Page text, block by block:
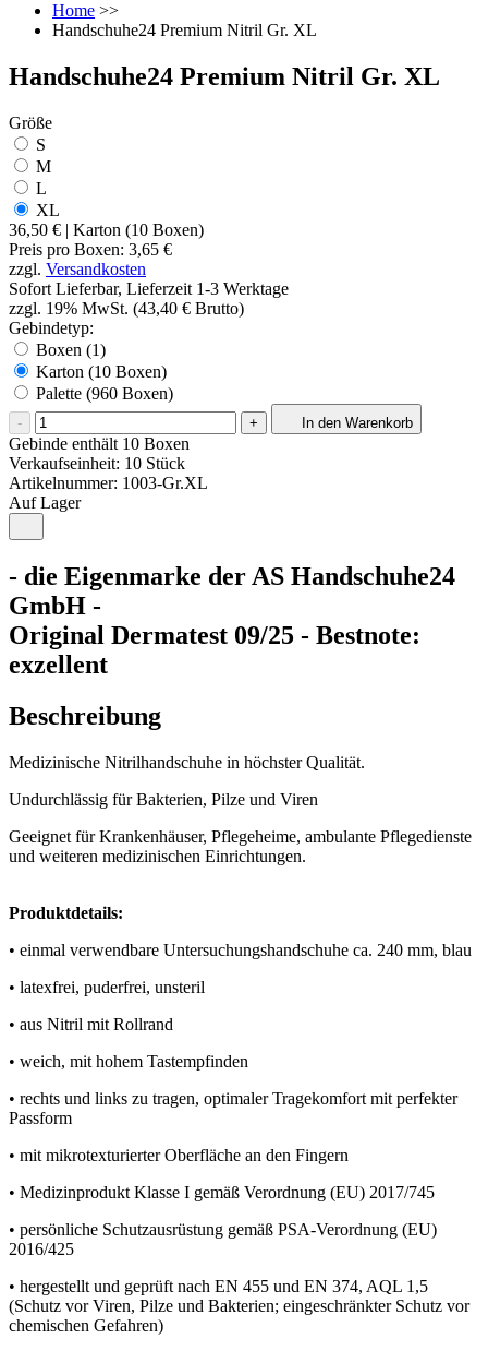
Home >>
Handschuhe24 Premium Nitril Gr. XL
Handschuhe24 Premium Nitril Gr. XL
Größe
S
M
L
XL
36,50 € | Karton (10 Boxen)
Preis pro Boxen: 3,65 €
zzgl. Versandkosten
Sofort Lieferbar, Lieferzeit 1-3 Werktage
zzgl. 19% MwSt. (43,40 € Brutto)
Gebindetyp:
Boxen (1)
Karton (10 Boxen)
Palette (960 Boxen)
- + In den Warenkorb
Gebinde enthält 10 Boxen
Verkaufseinheit: 10 Stück
Artikelnummer: 1003-Gr.XL
Auf Lager
- die Eigenmarke der AS Handschuhe24
GmbH -
Original Dermatest 09/25 - Bestnote:
exzellent
Beschreibung
Medizinische Nitrilhandschuhe in höchster Qualität.
Undurchlässig für Bakterien, Pilze und Viren
Geeignet für Krankenhäuser, Pflegeheime, ambulante Pflegedienste
und weiteren medizinischen Einrichtungen.
Produktdetails:
• einmal verwendbare Untersuchungshandschuhe ca. 240 mm, blau
• latexfrei, puderfrei, unsteril
• aus Nitril mit Rollrand
• weich, mit hohem Tastempfinden
• rechts und links zu tragen, optimaler Tragekomfort mit perfekter
Passform
• mit mikrotexturierter Oberfläche an den Fingern
• Medizinprodukt Klasse I gemäß Verordnung (EU) 2017/745
• persönliche Schutzausrüstung gemäß PSA-Verordnung (EU)
2016/425
• hergestellt und geprüft nach EN 455 und EN 374, AQL 1,5
(Schutz vor Viren, Pilze und Bakterien; eingeschränkter Schutz vor
chemischen Gefahren)